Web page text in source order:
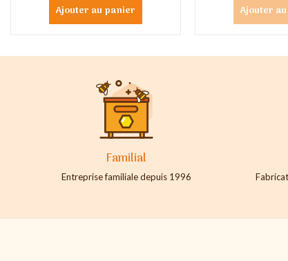
Ajouter au panier Ajouter
Familial
Entreprise familiale depuis 1996